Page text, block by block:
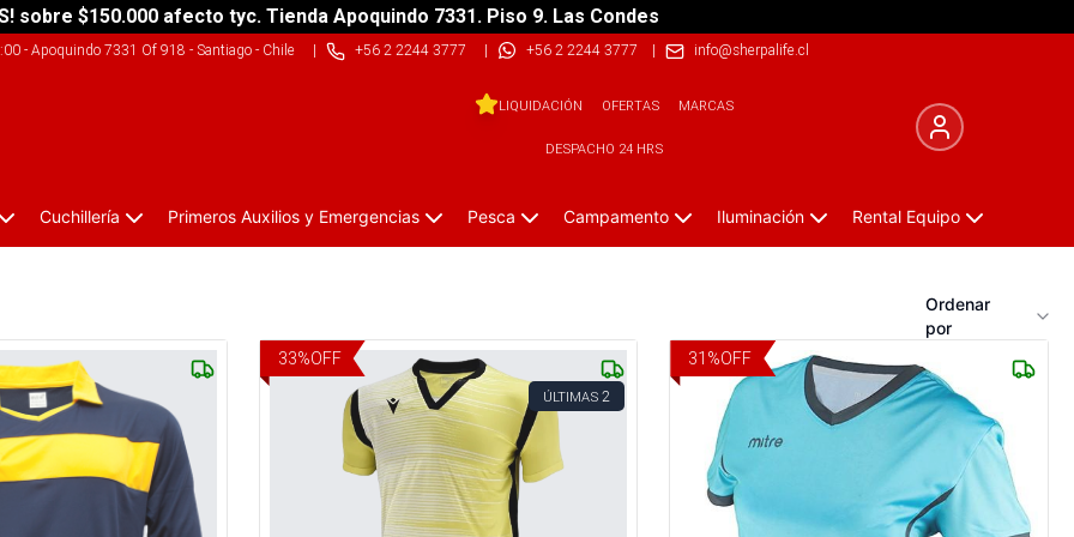
sobre $150.000 afecto tyc. Tienda Apoquindo 7331. Piso 9. Las Condes
- Apoquindo 7331 Of 918 - Santiago - Chile| +56 2 2244 3777 | +56 2 2244 3777 | info@sherpalife.cl
LIQUIDACIÓN OFERTAS MARCAS
DESPACHO 24 HRS
Cuchillería Primeros Auxilios y Emergencias Pesca Campamento Iluminación Rental Equipo
Ordenar
por
33%OFF
ÚLTIMAS 2
31 %OFF